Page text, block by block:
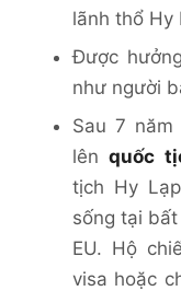
lãnh thổ Hy
Được
như người
Sau 7
lênquốc
tịch Hy
sống tại
EU. Hộ
visa hoặc